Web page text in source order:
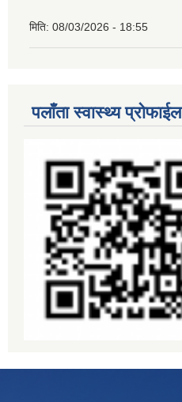
मिति: 08/03/2026 - 18:55
पलाँता स्वास्थ्य प्रोफाईल